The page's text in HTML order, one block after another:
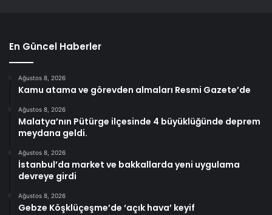
En Güncel Haberler
Ağustos 8, 2026
Kamu atama ve görevden almaları Resmi Gazete’de
Ağustos 8, 2026
Malatya’nın Pütürge ilçesinde 4 büyüklüğünde deprem
meydana geldi.
Ağustos 8, 2026
İstanbul’da market ve bakkallarda yeni uygulama
devreye girdi
Ağustos 8, 2026
Gebze Köşklüçeşme’de ‘açık hava’ keyif